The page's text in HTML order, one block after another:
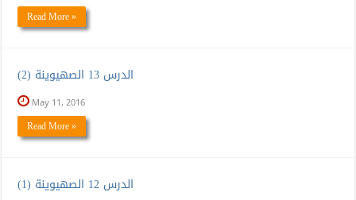
Read More »
الدرس 13 الصهيوينة (2)
May 11, 2016
Read More »
الدرس 12 الصهيوينة (1)